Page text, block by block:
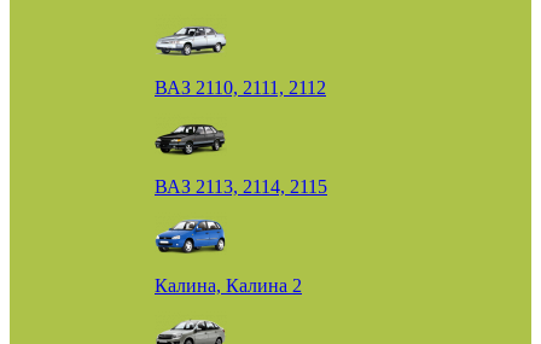
ВАЗ 2110, 2111, 2112
ВАЗ 2113, 2114, 2115
Калина, Калина 2